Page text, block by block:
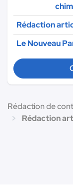
Rédaction
Le Nouveau
Rédaction de
Rédaction